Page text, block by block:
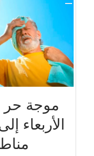
موجة
الأربعاء